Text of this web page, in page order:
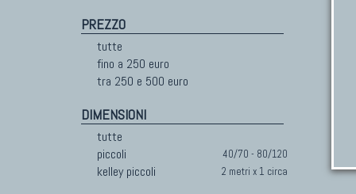
PREZZO
tutte
fino a 250 euro
tra 250 e 500 euro
DIMENSIONI
tutte
piccoli
40/70 - 80/120
kelley piccoli 2 metri x 1 circa